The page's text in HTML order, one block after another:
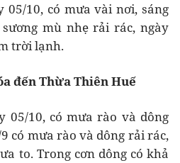
05/10, có mưa vài nơi, sáng
mù nhẹ rải rác, ngày
trời lạnh.
đến Thừa Thiên Huế
05/10, có mưa rào và dông
có mưa rào và dông rải rác,
to. Trong cơn dông có khả